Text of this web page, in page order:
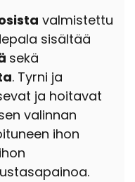
valmistettu
sisältää
sekä
. Tyrni ja
ja hoitavat
valinnan
ihon